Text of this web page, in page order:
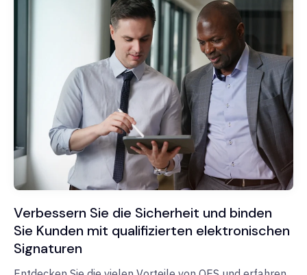
Verbessern Sie die Sicherheit und binden
Sie Kunden mit qualifizierten elektronischen
Signaturen